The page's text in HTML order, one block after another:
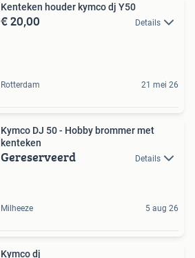
Kenteken houder kymco dj Y50
€ 20,00 Details
Rotterdam 21 mei 26
Kymco DJ 50 - Hobby brommer met
kenteken
Gereserveerd Details
Milheeze 5 aug 26
Kymco dj